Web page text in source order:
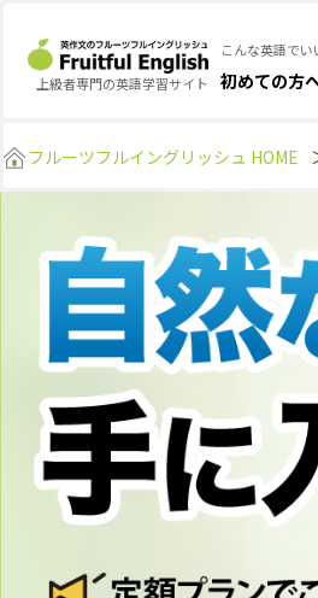
上級者専門の英語学習サイト
こんな英語で
初めての方
フルーツフルイングリッシュ HOME